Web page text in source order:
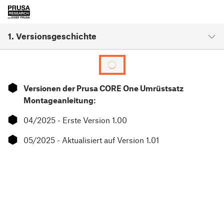
1. Versionsgeschichte
⬢
Versionen der Prusa CORE One Umrüstsatz
Montageanleitung:
⬢ 04/2025 - Erste Version 1.00
⬢ 05/2025 - Aktualisiert auf Version 1.01